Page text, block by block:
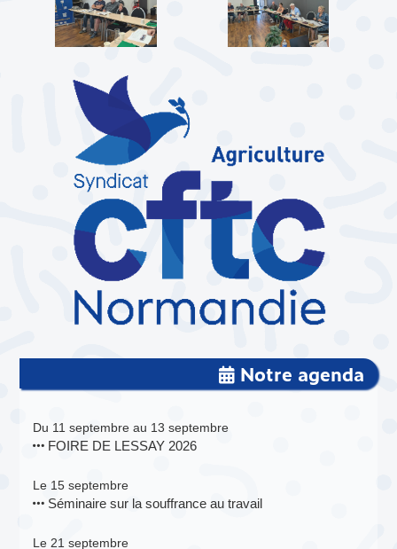
Notre agenda
Du 11 septembre au 13 septembre
FOIRE DE LESSAY 2026
Le 15 septembre
Séminaire sur la souffrance au travail
Le 21 septembre